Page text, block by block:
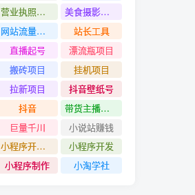
营业执照出证教程
美食摄影课程
网站流量赚钱
站长工具
直播起号
漂流瓶项目
搬砖项目
挂机项目
拉新项目
抖音壁纸号
抖音
带货主播创造营
巨量千川
小说站赚钱
小程序开发#小程序制作
小程序开发
小程序制作 小淘学社